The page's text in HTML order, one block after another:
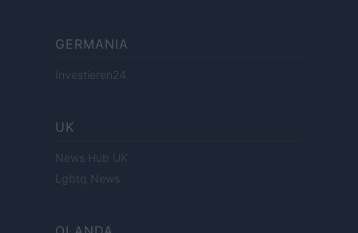
GERMANIA
Investieren24
UK
News Hub UK
Lgbtq News